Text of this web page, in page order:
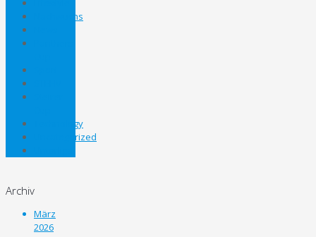
Nachwuchs
Technology
Uncategorized
Archiv
März
2026